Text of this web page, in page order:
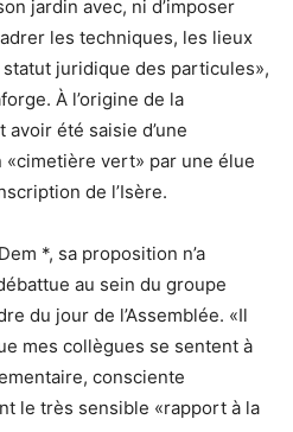
jardin avec, ni d’imposer
les techniques, les lieux
juridique des particules»,
À l’origine de la
été saisie d’une
«cimetière vert» par une élue
de l’Isère.
*, sa proposition n’a
au sein du groupe
du jour de l’Assemblée. «Il
mes collègues se sentent à
consciente
le très sensible «rapport à la